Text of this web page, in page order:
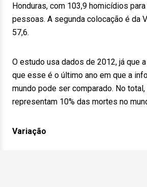
Honduras, com 103,9 homicídios
pessoas. A segunda colocação é da
57,6.
O estudo usa dados de 2012, já que
que esse é o último ano em que a
mundo pode ser comparado. No
representam 10% das mortes no
Variação